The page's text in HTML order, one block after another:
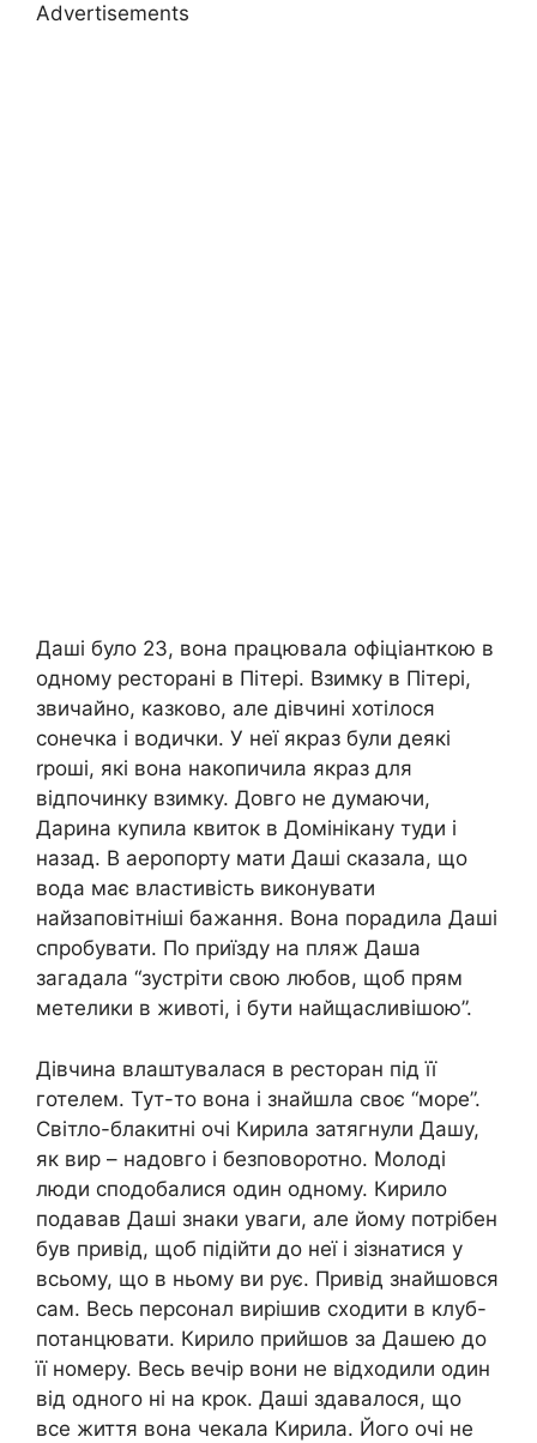
Advertisements
Даші було 23, вона працювала офіціанткою в
одному ресторані в Пітері. Взимку в Пітері,
звичайно, казково, але дівчині хотілося
сонечка і водички. У неї якраз були деякі
rроші, які вона накопичила якраз для
відпочинку взимку. Довго не думаючи,
Дарина купила квиток в Домінікану туди і
назад. В аеропорту мати Даші сказала, що
вода має властивість виконувати
найзаповітніші бажання. Вона порадила Даші
спробувати. По приїзду на пляж Даша
загадала “зустріти свою любов, щоб прям
метелики в животі, і бути найщасливішою”.
Дівчина влаштувалася в ресторан під її
готелем. Тут-то вона і знайшла своє “море”.
Світло-блакитні очі Кирила затягнули Дашу,
як вир – надовго і безповоротно. Молоді
люди сподобалися один одному. Кирило
подавав Даші знаки уваги, але йому потрібен
був привід, щоб підійти до неї і зізнатися у
всьому, що в ньому ви рує. Привід знайшовся
сам. Весь персонал вирішив сходити в клуб-
потанцювати. Кирило прийшов за Дашею до
її номеру. Весь вечір вони не відходили один
від одного ні на крок. Даші здавалося, що
все життя вона чекала Кирила. Його очі не